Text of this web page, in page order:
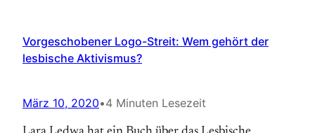
Vorgeschobener Logo-Streit: Wem gehört der
lesbische Aktivismus?
März 10, 2020•4 Minuten Lesezeit